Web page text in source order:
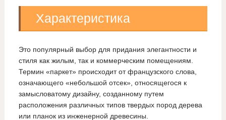
Характеристика
Это популярный выбор для придания элегантности и
стиля как жилым, так и коммерческим помещениям.
Термин «паркет» происходит от французского слова,
означающего «небольшой отсек», относящегося к
замысловатому дизайну, созданному путем
расположения различных типов твердых пород дерева
или планок из инженерной древесины.